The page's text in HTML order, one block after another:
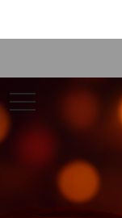
VR
Auto
Srl